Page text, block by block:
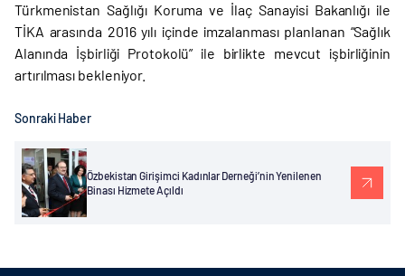
Türkmenistan Sağlığı Koruma ve İlaç Sanayisi Bakanlığı ile
TİKA arasında 2016 yılı içinde imzalanması planlanan “Sağlık
Alanında İşbirliği Protokolü” ile birlikte mevcut işbirliğinin
artırılması bekleniyor.
Sonraki Haber
Özbekistan Girişimci Kadınlar Derneği’nin Yenilenen
Binası Hizmete Açıldı